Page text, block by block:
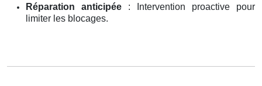
Réparation anticipée : Intervention proactive pour
limiter les blocages.